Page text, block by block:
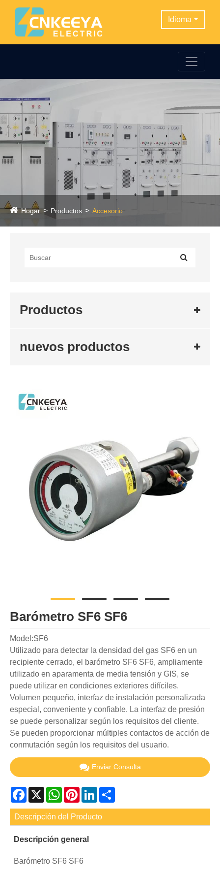
Idioma
Hogar Productos Accesorio
Productos
nuevos productos
Barómetro SF6 SF6
Model:SF6
Utilizado para detectar la densidad del gas SF6 en un
recipiente cerrado, el barómetro SF6 SF6, ampliamente
utilizado en aparamenta de media tensión y GIS, se
puede utilizar en condiciones exteriores difíciles.
Volumen pequeño, interfaz de instalación personalizada
especial, conveniente y confiable. La interfaz de presión
se puede personalizar según los requisitos del cliente.
Se pueden proporcionar múltiples contactos de acción de
conmutación según los requisitos del usuario.
Enviar Consulta
Facebook
X WhatsApp
PinterestLinkedIn
Descripción del Producto
Descripción general
Barómetro SF6 SF6